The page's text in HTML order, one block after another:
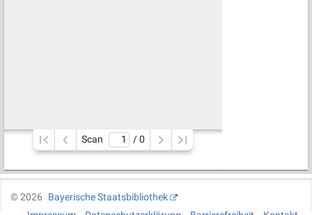
Scan / 0
©2026
Bayerische Staatsbibliothek